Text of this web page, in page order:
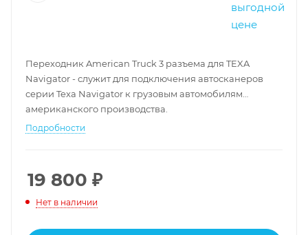
Переходник American Truck 3 разъема для TEXA
Navigator - служит для подключения автосканеров
серии Texa Navigator к грузовым автомобилям
американского производства.
Подробности
19 800 ₽
Нет в наличии